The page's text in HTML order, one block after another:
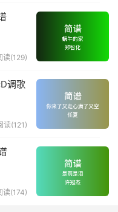
读(129)
调歌
读(121)
读(174)